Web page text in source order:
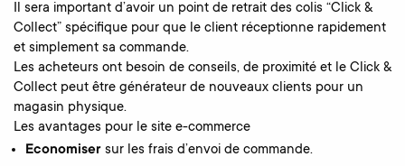
Il sera important d’avoir un point de retrait des colis “Click &
Collect” spécifique pour que le client réceptionne rapidement
et simplement sa commande.
Les acheteurs ont besoin de conseils, de proximité et le Click &
Collect peut être générateur de nouveaux clients pour un
magasin physique.
Les avantages pour le site e-commerce
Economiser sur les frais d’envoi de commande.